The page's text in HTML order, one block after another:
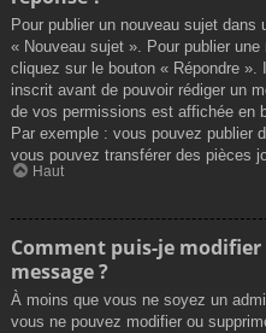
Pour publier un nouveau sujet
« Nouveau sujet ». Pour publier
cliquez sur le bouton « Répondre ».
inscrit avant de pouvoir rédiger un
de vos permissions est affichée en
Par exemple : vous pouvez publier
vous pouvez transférer des pièces
Haut
Comment puis-je
message ?
À moins que vous ne soyez un
vous ne pouvez modifier ou